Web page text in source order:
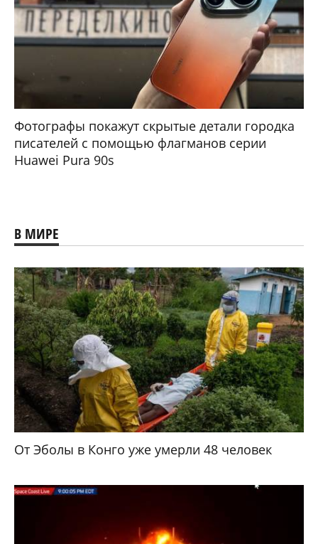
Фотографы покажут скрытые детали городка
писателей с помощью флагманов серии
Huawei Pura 90s
В МИРЕ
От Эболы в Конго уже умерли 48 человек